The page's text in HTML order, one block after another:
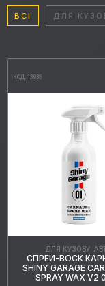
ВСІ ДЛЯ
КОД: 13936
ДЛЯ КУЗОВУ
СПРЕЙ-ВОСК
SHINY GARAGE
SPRAY WAX V2